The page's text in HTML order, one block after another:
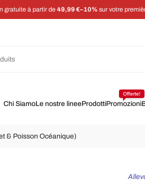
Chi SiamoLe nostre lineeProdottiPromozioni
Offerte!
& Poisson Océanique)